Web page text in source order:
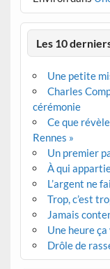
Les 10
Une petite
Charles
cérémonie
Ce que
Rennes »
Un premier
À qui
L’argent ne
Trop, c’est
Jamais
Une heure
Drôle de